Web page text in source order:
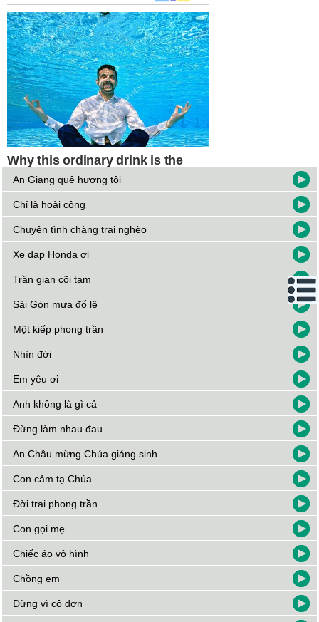
An Giang quê hương tôi
Chỉ là hoài công
Chuyện tình chàng trai nghèo
Xe đạp Honda ơi
Trần gian cõi tạm
Sài Gòn mưa đổ lệ
Một kiếp phong trần
Nhìn đời
Em yêu ơi
Anh không là gì cả
Đừng làm nhau đau
An Châu mừng Chúa giáng sinh
Con cảm tạ Chúa
Đời trai phong trần
Con gọi mẹ
Chiếc áo vô hình
Chồng em
Đừng vì cô đơn